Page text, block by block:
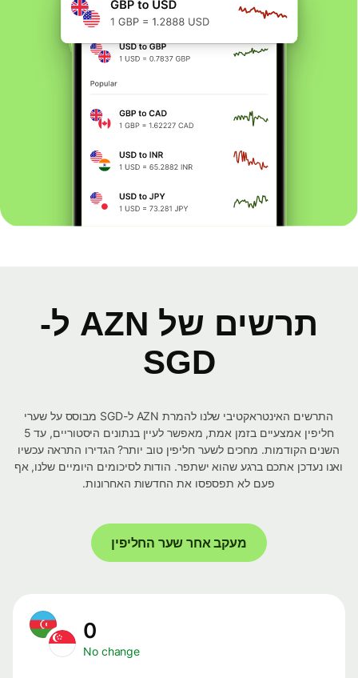
תרשים של AZN ל-
SGD
התרשים האינטראקטיבי שלנו להמרת AZN ל-SGD מבוסס על שערי
חליפין אמצעיים בזמן אמת, מאפשר לעיין בנתונים היסטוריים, עד 5
השנים הקודמות. מחכים לשער חליפין טוב יותר? הגדירו התראה עכשיו
ואנו נעדכן אתכם ברגע שהוא ישתפר. הודות לסיכומים היומיים שלנו, אף
פעם לא תפספסו את החדשות האחרונות.
מעקב אחר שער החליפין
No change